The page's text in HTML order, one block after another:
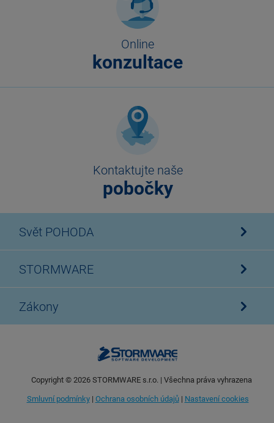
Online
konzultace
Kontaktujte naše
pobočky
Svět POHODA
STORMWARE
Zákony
Copyright © 2026STORMWARE s.r.o. | Všechna práva vyhrazena
Smluvní podmínky| Ochrana osobních údajů| Nastavení cookies